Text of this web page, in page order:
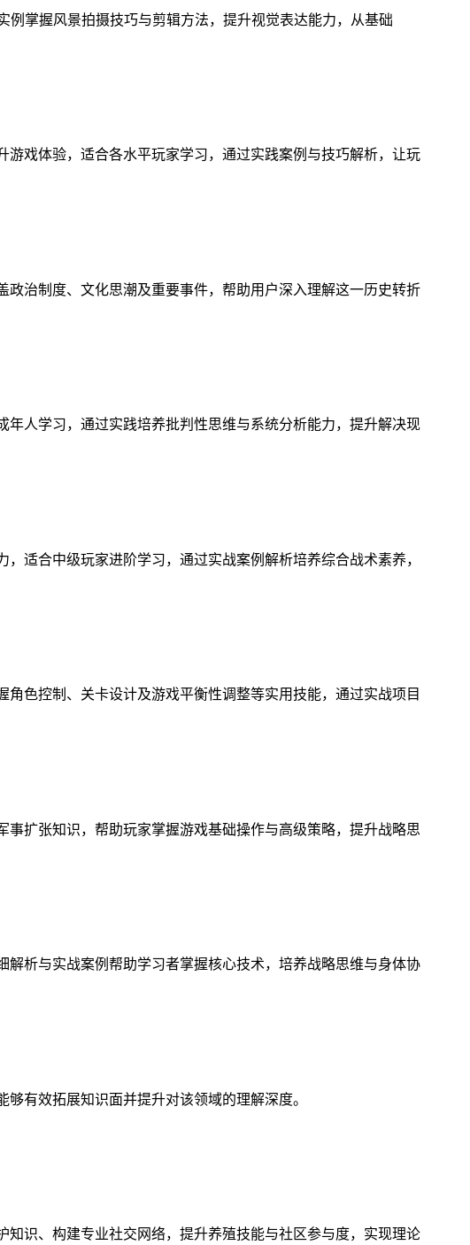
掌握风景拍摄技巧与剪辑方法，提升视觉表达能力，从基础
戏体验，适合各水平玩家学习，通过实践案例与技巧解析，让玩
治制度、文化思潮及重要事件，帮助用户深入理解这一历史转折
人学习，通过实践培养批判性思维与系统分析能力，提升解决现
适合中级玩家进阶学习，通过实战案例解析培养综合战术素养，
色控制、关卡设计及游戏平衡性调整等实用技能，通过实战项目
扩张知识，帮助玩家掌握游戏基础操作与高级策略，提升战略思
析与实战案例帮助学习者掌握核心技术，培养战略思维与身体协
有效拓展知识面并提升对该领域的理解深度。
识、构建专业社交网络，提升养殖技能与社区参与度，实现理论